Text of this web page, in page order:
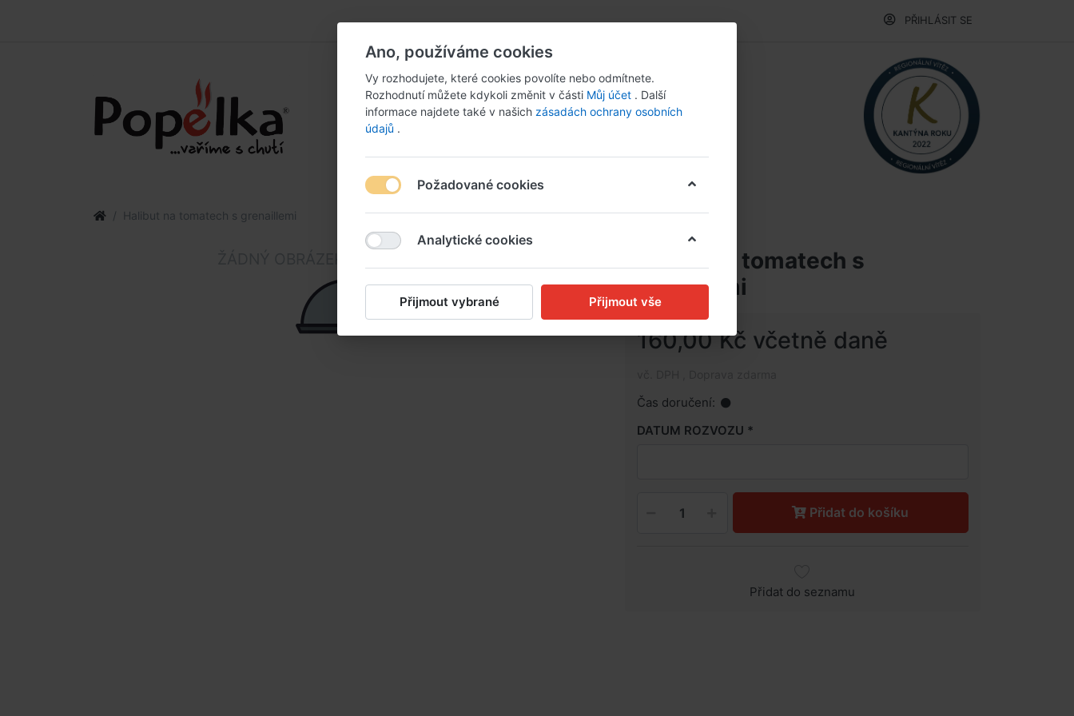
PŘIHLÁSIT SE
Halibut na tomatech s grenaillemi
Halibut na tomatech s
grenaillemi
160,00 Kč včetně daně
Čas doručení:
DATUM ROZVOZU
Přidat do košíku
Přidat do seznamu
Ano, používáme cookies
Vy rozhodujete, které cookies povolíte nebo odmítnete.
Rozhodnutí můžete kdykoli změnit v části Můj účet . Další
informace najdete také v našich zásadách ochrany osobních
údajů .
Požadované cookies
Analytické cookies
Přijmout vybrané Přijmout vše